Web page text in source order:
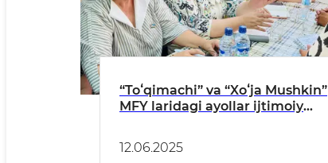
“Toʻqimachi” va “Xoʻja Mushkin”
MFY laridagi ayollar ijtimoiy
eʼtiborida
12.06.2025